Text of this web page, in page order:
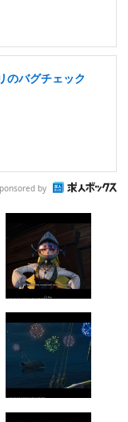
のバグチェック
by